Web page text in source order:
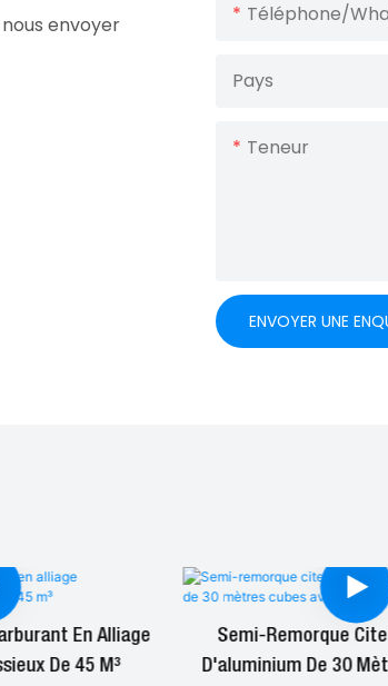
envoyer
Téléphone/
Pays
Teneur
ENVOYER UNE
En Alliage
De 45 M³
Semi-Remorque
D'aluminium De 30